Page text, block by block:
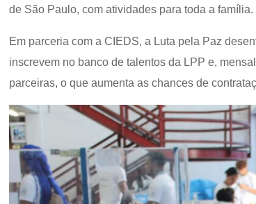
de São Paulo, com atividades para toda a família.
Em parceria com a CIEDS, a Luta pela Paz
inscrevem no banco de talentos da LPP e,
parceiras, o que aumenta as chances de